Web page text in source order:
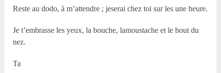
Reste au dodo, à m’attendre ; jeserai chez toi sur les une heure.
Je t’embrasse les yeux, la bouche, lamoustache et le bout du
nez.
Ta